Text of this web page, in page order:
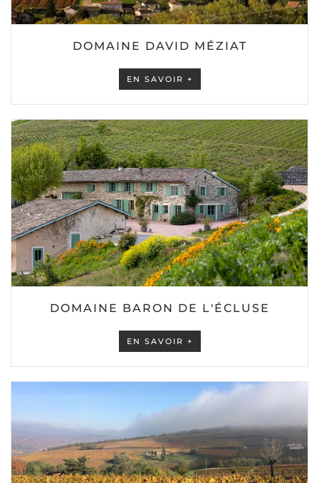
DOMAINE DAVID MÉZIAT
EN SAVOIR +
DOMAINE BARON DE L'ÉCLUSE
EN SAVOIR +